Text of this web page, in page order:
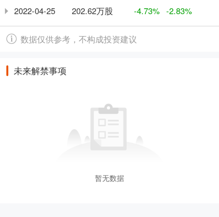
2022-04-25 202.62万股 -4.73% -2.83%
数据仅供参考，不构成投资建议
未来解禁事项
暂无数据